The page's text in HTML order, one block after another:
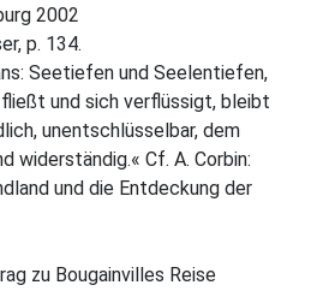
2002
p. 134.
Seetiefen und Seelentiefen,
und sich verflüssigt, bleibt
unentschlüsselbar, dem
widerständig.« Cf. A. Corbin:
und die Entdeckung der
zu Bougainvilles Reise